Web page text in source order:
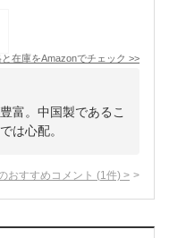
在庫をAmazonでチェック >>
富。中国製であるこ
は心配。
おすすめコメント (1 件) >